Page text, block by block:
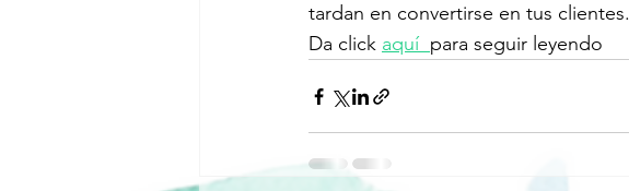
tardan en convertirse en tus clientes.
Da click aquí para seguir leyendo